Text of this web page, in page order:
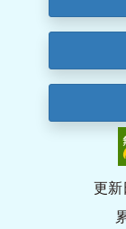
更新